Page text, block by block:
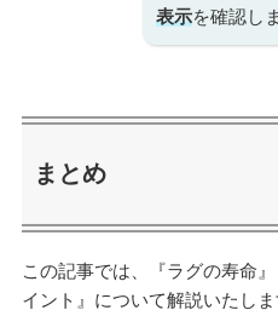
表示を確認し
まとめ
この記事では、『ラグの寿命
イント』について解説いたしま